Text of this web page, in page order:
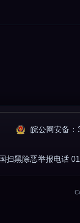
皖公网安备
扫黑除恶举报电话